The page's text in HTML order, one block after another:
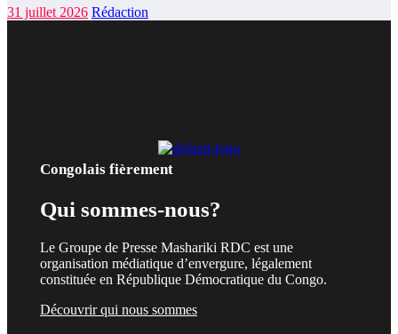
31 juillet 2026 Rédaction
Congolais fièrement
Qui sommes-nous?
Le Groupe de Presse Mashariki RDC est une
organisation médiatique d’envergure, légalement
constituée en République Démocratique du Congo.
Découvrir qui nous sommes